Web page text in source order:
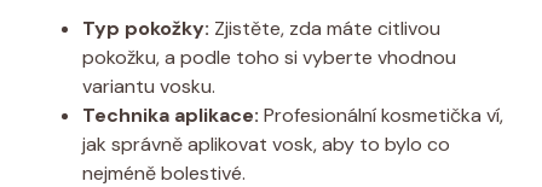
Typ pokožky: Zjistěte, zda máte citlivou
pokožku, a podle toho si vyberte vhodnou
variantu vosku.
Technika aplikace: Profesionální kosmetička ví,
jak správně aplikovat vosk, aby to bylo co
nejméně bolestivé.